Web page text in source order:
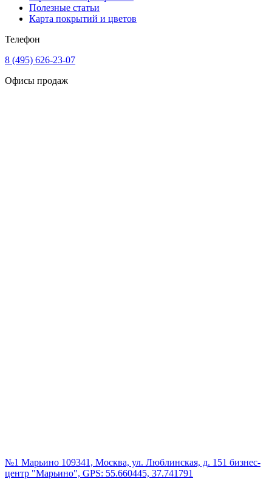
Полезные статьи
Карта покрытий и цветов
Телефон
8 (495) 626-23-07
Офисы продаж
№1 Марьино 109341, Москва, ул. Люблинская, д. 151 бизнес-
центр "Марьино", GPS: 55.660445, 37.741791